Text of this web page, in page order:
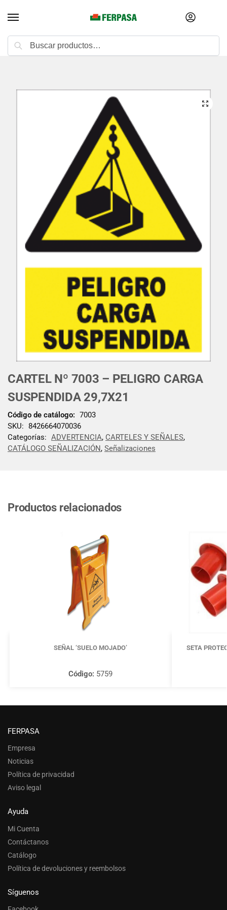
CARTEL Nº 7003 – PELIGRO CARGA
SUSPENDIDA 29,7X21
Código de catálogo: 7003
SKU: 8426664070036
Categorías: ADVERTENCIA, CARTELES Y SEÑALES,
CATÁLOGO SEÑALIZACIÓN, Señalizaciones
Productos relacionados
SEÑAL ‘SUELO MOJADO’
Código: 5759
SETA
FERPASA
Empresa
Noticias
Política de privacidad
Aviso legal
Ayuda
Mi Cuenta
Contáctanos
Catálogo
Política de devoluciones y reembolsos
Síguenos